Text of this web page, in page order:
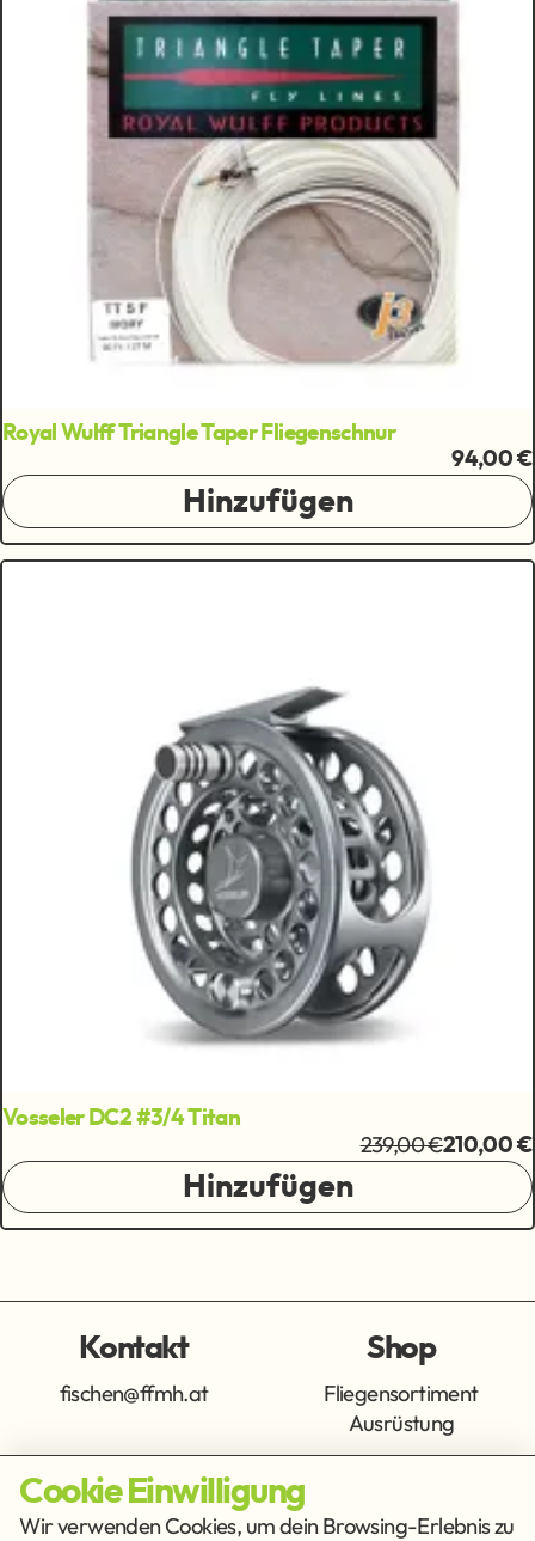
Royal Wulff Triangle Taper Fliegenschnur
94,00 €
Hinzufügen
Vosseler DC2 #3/4 Titan
239,00 €210,00 €
Hinzufügen
Kontakt
fischen@ffmh.at
Shop
Fliegensortiment
Ausrüstung
Info Get Social
Cookie Einwilligung
Wir verwenden Cookies, um dein Browsing-Erlebnis zu